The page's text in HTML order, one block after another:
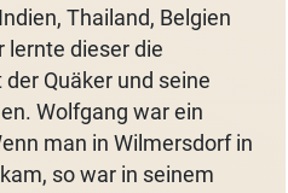
Thailand, Belgien
lernte dieser die
Quäker und seine
Wolfgang war ein
man in Wilmersdorf in
so war in seinem